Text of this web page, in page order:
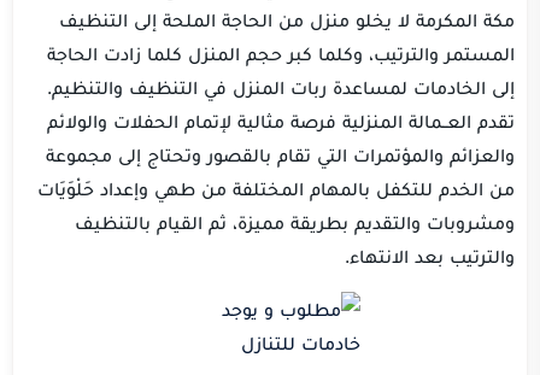
مكة المكرمة لا يخلو منزل من الحاجة الملحة إلى التنظيف
المستمر والترتيب، وكلما كبر حجم المنزل كلما زادت الحاجة
إلى الخادمات لمساعدة ربات المنزل في التنظيف والتنظيم.
تقدم العــمالة المنزلية فرصة مثالية لإتمام الحفلات والولائم
والعزائم والمؤتمرات التي تقام بالقصور وتحتاج إلى مجموعة
من الخدم للتكفل بالمهام المختلفة من طهي وإعداد حَلْوَيَات
ومشروبات والتقديم بطريقة مميزة، ثم القيام بالتنظيف
والترتيب بعد الانتهاء.